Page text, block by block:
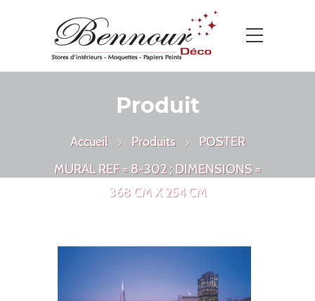
Produit
Accueil Produits
POSTER
MURAL REF = 8-302 ; DIMENSIONS =
368 CM X 254 CM